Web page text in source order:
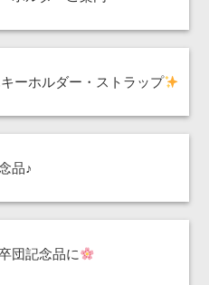
ーホルダー・ストラップ
品♪
団記念品に